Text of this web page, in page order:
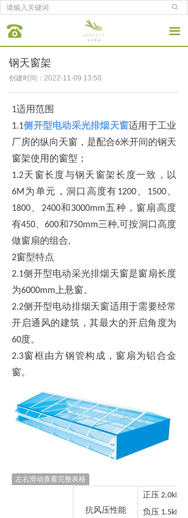
ꄙ
끀
1适用范围
1.1侧开型电动采光排烟天窗适用于工业
厂房的纵向天窗，是配合6米开间的钢天
窗架使用的窗型；
1.2天窗长度与钢天窗架长度一致，以
6M 为单元，洞口高度有1200、 1500、
1800 2400和3000mm五种，窗扇高度
有450 、600和750mm三种,可按洞口高度
做窗扇的组合,
2窗型特点
2.1侧开型电动采光排烟天窗是窗扇长度
为6000mm 上悬窗。
2.2侧开型电动排烟天窗适用于需要经常
开启通风的建筑，其最大的开启角度为
60度。
2.3窗框由方钢管构成，窗扇为铝合金
窗。
左右滑动查看完整表格
抗风压性能
正压2.0kPa
负压1.5kPa
创建时间： 2022-11-09 13:50
钢天窗架